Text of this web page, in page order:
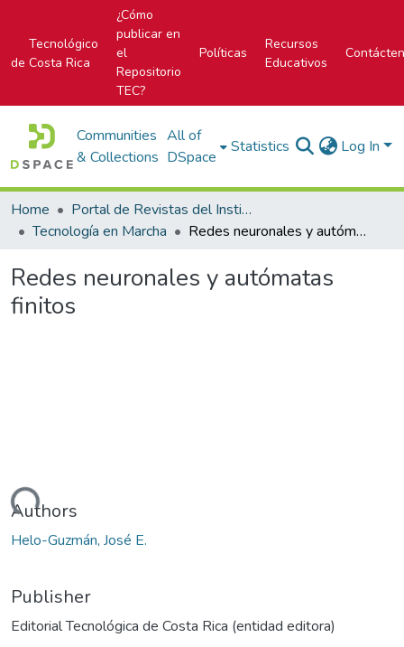
Tecnológico
de Costa Rica
¿Cómo
publicar en
el
Repositorio
TEC?
Políticas
Recursos
Educativos
Communities
& Collections
All of
DSpace
Statistics Log In
Home
Portal de Revistas del Instituto Tecnológico de Costa Rica
Tecnología en Marcha
Redes neuronales y autómatas finitos
Redes neuronales y autómatas
finitos
Authors
Helo-Guzmán, José E.
Publisher
Editorial Tecnológica de Costa Rica (entidad editora)